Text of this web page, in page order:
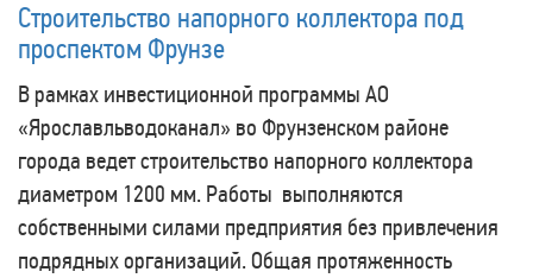
Строительство напорного коллектора под
проспектом Фрунзе
В рамках инвестиционной программы АО
«Ярославльводоканал» во Фрунзенском районе
города ведет строительство напорного коллектора
диаметром 1200 мм. Работы выполняются
собственными силами предприятия без привлечения
подрядных организаций. Общая протяженность